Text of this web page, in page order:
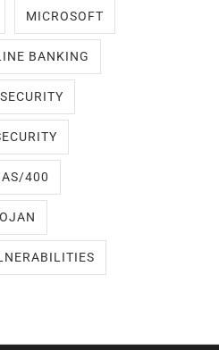
MICROSOFT
BANKING
AS/400